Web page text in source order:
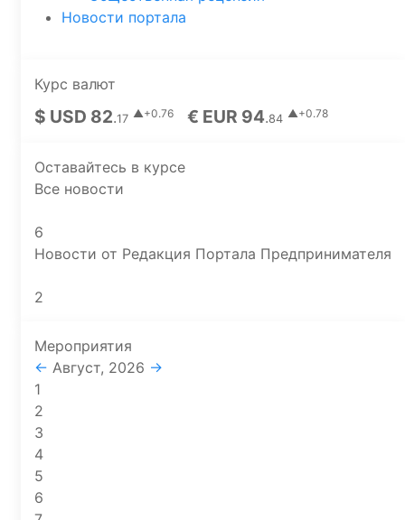
Новости портала
Курс валют
$ USD 82.17 ▲+0.76 € EUR 94.84 ▲+0.78
Оставайтесь в курсе
Все новости
6
Новости от Редакция Портала Предпринимателя
2
Мероприятия
← Август, 2026 →
1
2
3
4
5
6